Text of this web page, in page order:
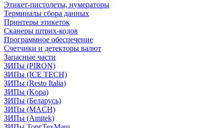
Этикет-пистолеты, нумераторы
Терминалы сбора данных
Принтеры этикеток
Сканеры штрих-кодов
Программное обеспечение
Счетчики и детекторы валют
Запасные части
ЗИПы (PIRON)
ЗИПы (ICE TECH)
ЗИПы (Resto Italia)
ЗИПы (Kopa)
ЗИПы (Беларусь)
ЗИПы (MACH)
ЗИПы (Amitek)